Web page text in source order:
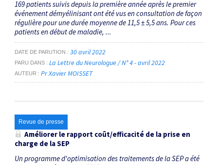
169 patients suivis depuis la première année après le premier
événement démyélinisant ont été vus en consultation de façon
régulière pour une durée moyenne de 11,5 ± 5,5 ans. Pour ces
patients en début de maladie, ...
DATE DE PARUTION 30 avril 2022
PARU DANS La Lettre du Neurologue / N° 4 - avril 2022
AUTEUR Pr Xavier MOISSET
Revue de presse
Améliorer le rapport coût/efficacité de la prise en
charge de la SEP
Un programme d'optimisation des traitements de la SEP a été